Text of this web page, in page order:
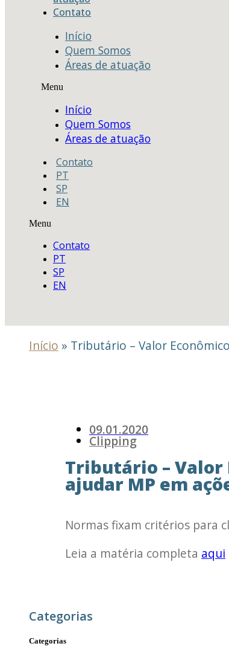
Contato
Início
Quem Somos
Áreas de atuação
Menu
Início
Quem Somos
Áreas de atuação
Contato
PT
SP
EN
Menu
Contato
PT
SP
EN
Início » Tributário – Valor
09.01.2020
Clipping
Tributário – Valor
ajudar MP em
Normas fixam critérios para
Leia a matéria completa aqui
Categorias
Categorias